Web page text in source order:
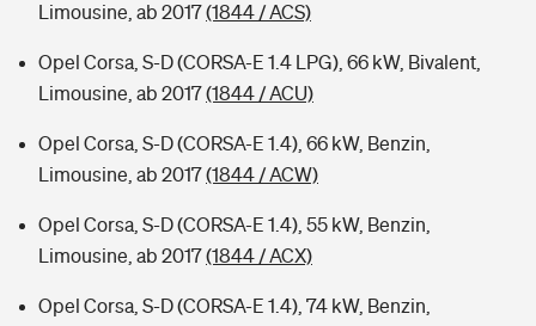
Limousine, ab 2017(1844 / ACS)
Opel Corsa, S-D (CORSA-E 1.4 LPG), 66 kW, Bivalent,
Limousine, ab 2017(1844 / ACU)
Opel Corsa, S-D (CORSA-E 1.4), 66 kW, Benzin,
Limousine, ab 2017(1844 / ACW)
Opel Corsa, S-D (CORSA-E 1.4), 55 kW, Benzin,
Limousine, ab 2017(1844 / ACX)
Opel Corsa, S-D (CORSA-E 1.4), 74 kW, Benzin,